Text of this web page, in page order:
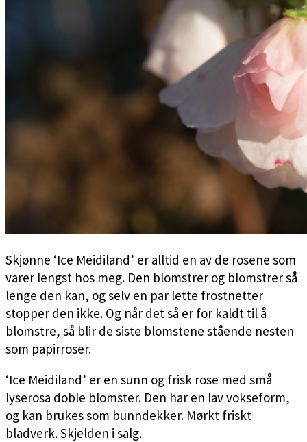
Skjønne ‘Ice Meidiland’ er alltid en av de rosene som
varer lengst hos meg. Den blomstrer og blomstrer så
lenge den kan, og selv en par lette frostnetter
stopper den ikke. Og når det så er for kaldt til å
blomstre, så blir de siste blomstene stående nesten
som papirroser.
‘Ice Meidiland’ er en sunn og frisk rose med små
lyserosa doble blomster. Den har en lav vokseform,
og kan brukes som bunndekker. Mørkt friskt
bladverk. Skjelden i salg.